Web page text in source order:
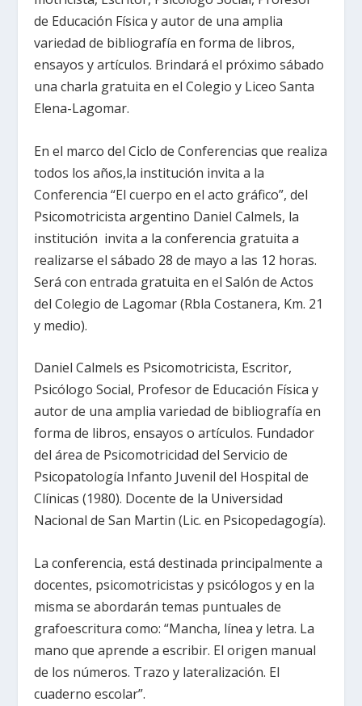
de Educación Física y autor de una amplia
variedad de bibliografía en forma de libros,
ensayos y artículos. Brindará el próximo sábado
una charla gratuita en el Colegio y Liceo Santa
Elena-Lagomar.
En el marco del Ciclo de Conferencias que realiza
todos los años,la institución invita a la
Conferencia “El cuerpo en el acto gráfico”, del
Psicomotricista argentino Daniel Calmels, la
institución invita a la conferencia gratuita a
realizarse el sábado 28 de mayo a las 12 horas.
Será con entrada gratuita en el Salón de Actos
del Colegio de Lagomar (Rbla Costanera, Km. 21
y medio).
Daniel Calmels es Psicomotricista, Escritor,
Psicólogo Social, Profesor de Educación Física y
autor de una amplia variedad de bibliografía en
forma de libros, ensayos o artículos. Fundador
del área de Psicomotricidad del Servicio de
Psicopatología Infanto Juvenil del Hospital de
Clínicas (1980). Docente de la Universidad
Nacional de San Martin (Lic. en Psicopedagogía).
La conferencia, está destinada principalmente a
docentes, psicomotricistas y psicólogos y en la
misma se abordarán temas puntuales de
grafoescritura como: “Mancha, línea y letra. La
mano que aprende a escribir. El origen manual
de los números. Trazo y lateralización. El
cuaderno escolar”.